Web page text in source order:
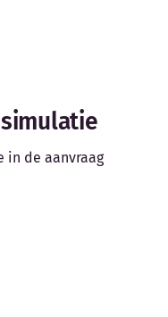
in de aanvraag